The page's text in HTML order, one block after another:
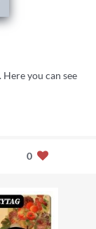
you can see
0